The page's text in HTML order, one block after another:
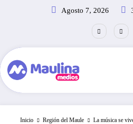
Agosto 7, 2026
Inicio Región del Maule La música se